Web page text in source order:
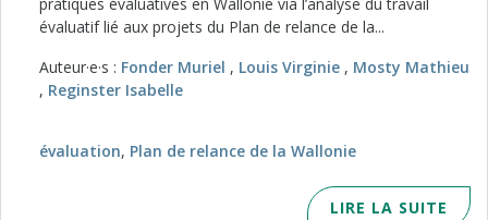
évaluatif lié aux projets du Plan de relance de la...
Auteur·e·s : Fonder Muriel , Louis Virginie , Mosty Mathieu
, Reginster Isabelle
évaluation, Plan de relance de la Wallonie
LIRE LA SUITE